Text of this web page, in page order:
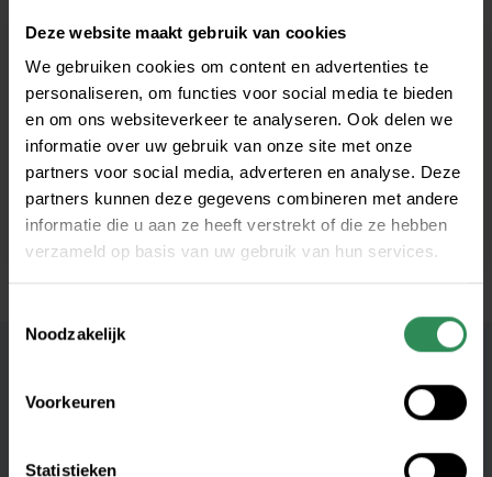
Deze website maakt gebruik van cookies
We gebruiken cookies om content en advertenties te
personaliseren, om functies voor social media te bieden
en om ons websiteverkeer te analyseren. Ook delen we
informatie over uw gebruik van onze site met onze
partners voor social media, adverteren en analyse. Deze
partners kunnen deze gegevens combineren met andere
informatie die u aan ze heeft verstrekt of die ze hebben
verzameld op basis van uw gebruik van hun services.
Noodzakelijk
Voorkeuren
Statistieken
Basisdekking
Aanvullende dekking
Overige informatie
Nog iets onduidelijk? Duik in onze